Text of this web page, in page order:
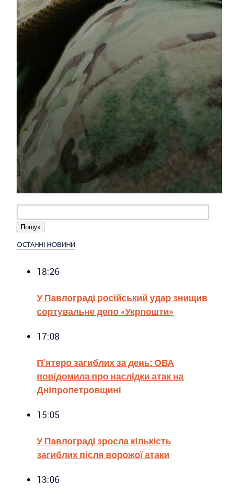
ОСТАННІ НОВИНИ
18:26
У Павлограді російський удар знищив
сортувальне депо «Укрпошти»
17:08
П’ятеро загиблих за день: ОВА
повідомила про наслідки атак на
Дніпропетровщині
15:05
У Павлограді зросла кількість
загиблих після ворожої атаки
13:06